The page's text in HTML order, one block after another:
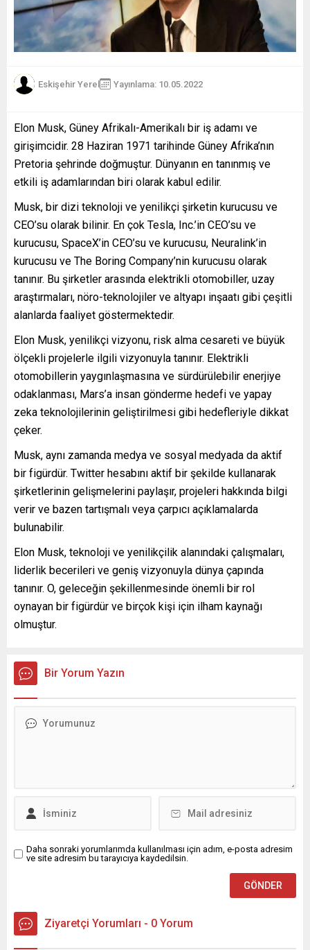
Eskişehir Yerel Yayınlama: 10.05.2022
Elon Musk, Güney Afrikalı-Amerikalı bir iş adamı ve
girişimcidir. 28 Haziran 1971 tarihinde Güney Afrika’nın
Pretoria şehrinde doğmuştur. Dünyanın en tanınmış ve
etkili iş adamlarından biri olarak kabul edilir.
Musk, bir dizi teknoloji ve yenilikçi şirketin kurucusu ve
CEO’su olarak bilinir. En çok Tesla, Inc.’in CEO’su ve
kurucusu, SpaceX’in CEO’su ve kurucusu, Neuralink’in
kurucusu ve The Boring Company’nin kurucusu olarak
tanınır. Bu şirketler arasında elektrikli otomobiller, uzay
araştırmaları, nöro-teknolojiler ve altyapı inşaatı gibi çeşitli
alanlarda faaliyet göstermektedir.
Elon Musk, yenilikçi vizyonu, risk alma cesareti ve büyük
ölçekli projelerle ilgili vizyonuyla tanınır. Elektrikli
otomobillerin yaygınlaşmasına ve sürdürülebilir enerjiye
odaklanması, Mars’a insan gönderme hedefi ve yapay
zeka teknolojilerinin geliştirilmesi gibi hedefleriyle dikkat
çeker.
Musk, aynı zamanda medya ve sosyal medyada da aktif
bir figürdür. Twitter hesabını aktif bir şekilde kullanarak
şirketlerinin gelişmelerini paylaşır, projeleri hakkında bilgi
verir ve bazen tartışmalı veya çarpıcı açıklamalarda
bulunabilir.
Elon Musk, teknoloji ve yenilikçilik alanındaki çalışmaları,
liderlik becerileri ve geniş vizyonuyla dünya çapında
tanınır. O, geleceğin şekillenmesinde önemli bir rol
oynayan bir figürdür ve birçok kişi için ilham kaynağı
olmuştur.
Bir Yorum Yazın
Daha sonraki yorumlarımda kullanılması için adım, e-posta adresim
ve site adresim bu tarayıcıya kaydedilsin.
Ziyaretçi Yorumları - 0 Yorum